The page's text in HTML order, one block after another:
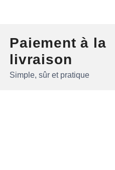
Paiement à la
livraison
Simple, sûr et pratique